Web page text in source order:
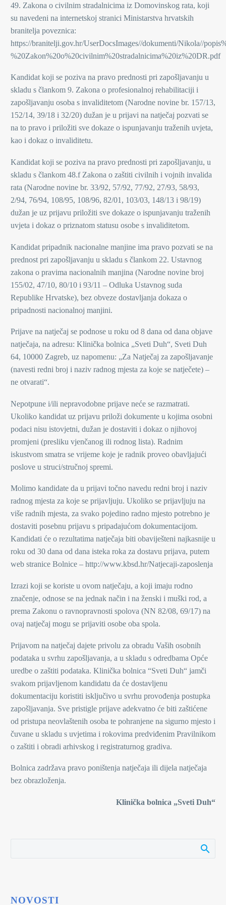
49. Zakona o civilnim stradalnicima iz Domovinskog rata, koji
su navedeni na internetskoj stranici Ministarstva hrvatskih
branitelja poveznica:
https://branitelji.gov.hr/UserDocsImages//dokumenti/Nikola//
%20Zakon%20o%20civilnim%20stradalnicima%20iz%20DR.pdf
Kandidat koji se poziva na pravo prednosti pri zapošljavanju u
skladu s člankom 9. Zakona o profesionalnoj rehabilitaciji i
zapošljavanju osoba s invaliditetom (Narodne novine br. 157/13,
152/14, 39/18 i 32/20) dužan je u prijavi na natječaj pozvati se
na to pravo i priložiti sve dokaze o ispunjavanju traženih uvjeta,
kao i dokaz o invaliditetu.
Kandidat koji se poziva na pravo prednosti pri zapošljavanju, u
skladu s člankom 48.f Zakona o zaštiti civilnih i vojnih invalida
rata (Narodne novine br. 33/92, 57/92, 77/92, 27/93, 58/93,
2/94, 76/94, 108/95, 108/96, 82/01, 103/03, 148/13 i 98/19)
dužan je uz prijavu priložiti sve dokaze o ispunjavanju traženih
uvjeta i dokaz o priznatom statusu osobe s invaliditetom.
Kandidat pripadnik nacionalne manjine ima pravo pozvati se na
prednost pri zapošljavanju u skladu s člankom 22. Ustavnog
zakona o pravima nacionalnih manjina (Narodne novine broj
155/02, 47/10, 80/10 i 93/11 – Odluka Ustavnog suda
Republike Hrvatske), bez obveze dostavljanja dokaza o
pripadnosti nacionalnoj manjini.
Prijave na natječaj se podnose u roku od 8 dana od dana objave
natječaja, na adresu: Klinička bolnica „Sveti Duh“, Sveti Duh
64, 10000 Zagreb, uz napomenu: „Za Natječaj za zapošljavanje
(navesti redni broj i naziv radnog mjesta za koje se natječete) –
ne otvarati“.
Nepotpune i/ili nepravodobne prijave neće se razmatrati.
Ukoliko kandidat uz prijavu priloži dokumente u kojima osobni
podaci nisu istovjetni, dužan je dostaviti i dokaz o njihovoj
promjeni (presliku vjenčanog ili rodnog lista). Radnim
iskustvom smatra se vrijeme koje je radnik proveo obavljajući
poslove u struci/stručnoj spremi.
Molimo kandidate da u prijavi točno navedu redni broj i naziv
radnog mjesta za koje se prijavljuju. Ukoliko se prijavljuju na
više radnih mjesta, za svako pojedino radno mjesto potrebno je
dostaviti posebnu prijavu s pripadajućom dokumentacijom.
Kandidati će o rezultatima natječaja biti obaviješteni najkasnije u
roku od 30 dana od dana isteka roka za dostavu prijava, putem
web stranice Bolnice – http://www.kbsd.hr/Natjecaji-zaposlenja
Izrazi koji se koriste u ovom natječaju, a koji imaju rodno
značenje, odnose se na jednak način i na ženski i muški rod, a
prema Zakonu o ravnopravnosti spolova (NN 82/08, 69/17) na
ovaj natječaj mogu se prijaviti osobe oba spola.
Prijavom na natječaj dajete privolu za obradu Vaših osobnih
podataka u svrhu zapošljavanja, a u skladu s odredbama Opće
uredbe o zaštiti podataka. Klinička bolnica “Sveti Duh“ jamči
svakom prijavljenom kandidatu da će dostavljenu
dokumentaciju koristiti isključivo u svrhu provođenja postupka
zapošljavanja. Sve pristigle prijave adekvatno će biti zaštićene
od pristupa neovlaštenih osoba te pohranjene na sigurno mjesto i
čuvane u skladu s uvjetima i rokovima predviđenim Pravilnikom
o zaštiti i obradi arhivskog i registraturnog gradiva.
Bolnica zadržava pravo poništenja natječaja ili dijela natječaja
bez obrazloženja.
Klinička bolnica „Sveti Duh“
NOVOSTI